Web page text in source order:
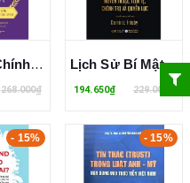
Luận Về Chính Trị La Mã - Từ Mười Quyển Đầu Lịch Sử La Mã Của Titus Livius
268.000₫
Lịch Sử Bí Mật Của Vàng - Huyền Thoại, Tiền Tệ, Chính Trị Và Quyền Lực - Dominic Frisby
194.650₫ 229.000₫
- 15% - 15%